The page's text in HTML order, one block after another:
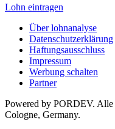
Lohn eintragen
Über lohnanalyse
Datenschutzerklärung
Haftungsausschluss
Impressum
Werbung schalten
Partner
Powered by PORDEV.
Cologne, Germany.